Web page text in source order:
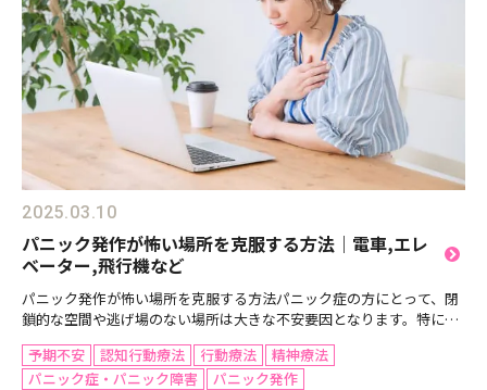
2025.03.10
パニック発作が怖い場所を克服する方法｜電車,エレ
ベーター,飛行機など
パニック発作が怖い場所を克服する方法パニック症の方にとって、閉
鎖的な空間や逃げ場のない場所は大きな不安要因となります。特に、
電車・エレベーター・飛行機のように「途中で降りられない」「すぐ
に助けを求められない」環境では、パニック発作が起こるの...
予期不安 認知行動療法 行動療法
精神療法
パニック症・パニック障害
パニック発作